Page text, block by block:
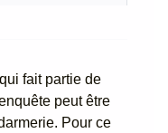
fait partie de
peut être
Pour ce